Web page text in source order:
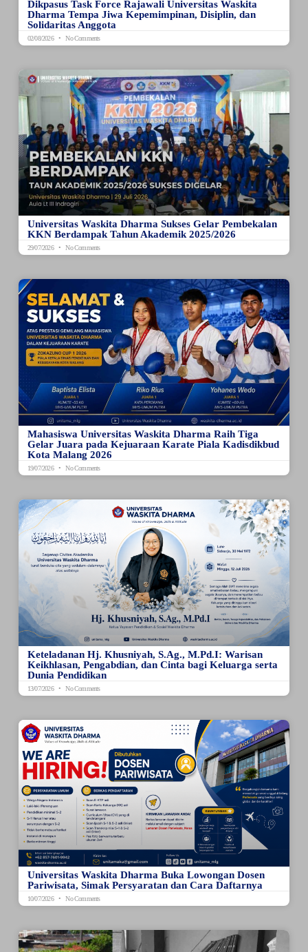
Dikpasus Task Force Rajawali Universitas Waskita
Dharma Tempa Jiwa Kepemimpinan, Disiplin, dan
Solidaritas Anggota
02/08/2026 No Comments
Universitas Waskita Dharma Sukses Gelar Pembekalan
KKN Berdampak Tahun Akademik 2025/2026
29/07/2026 No Comments
Mahasiswa Universitas Waskita Dharma Raih Tiga
Gelar Juara pada Kejuaraan Karate Piala Kadisdikbud
Kota Malang 2026
19/07/2026 No Comments
Keteladanan Hj. Khusniyah, S.Ag., M.Pd.I: Warisan
Keikhlasan, Pengabdian, dan Cinta bagi Keluarga serta
Dunia Pendidikan
13/07/2026 No Comments
Universitas Waskita Dharma Buka Lowongan Dosen
Pariwisata, Simak Persyaratan dan Cara Daftarnya
10/07/2026 No Comments